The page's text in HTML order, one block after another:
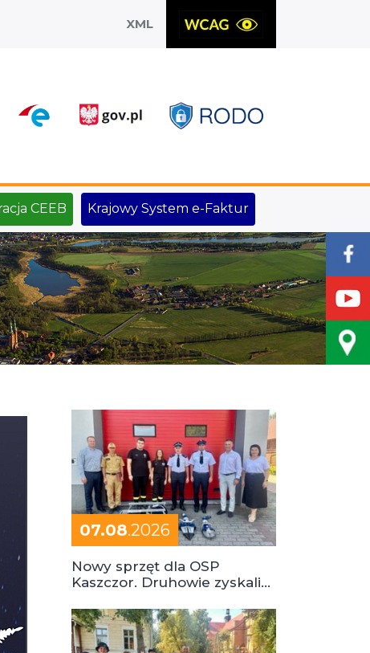
XML
CEEB Krajowy System e-Faktur
07.08.2026
Nowy sprzęt dla OSP
Kaszczor. Druhowie zyskali